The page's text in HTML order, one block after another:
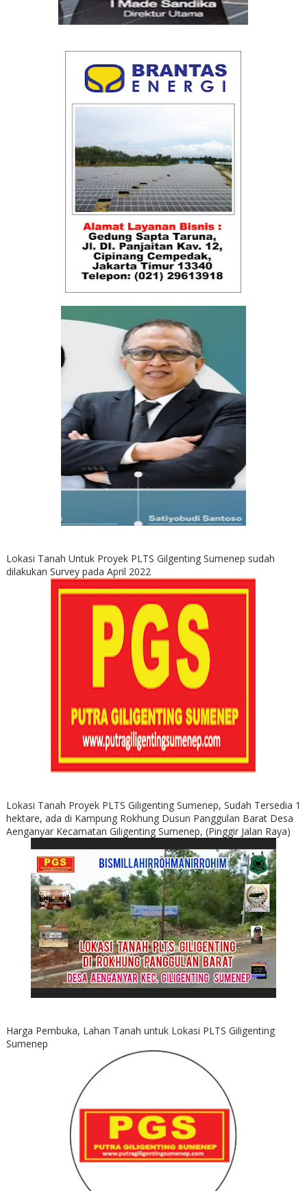
Lokasi Tanah Untuk Proyek PLTS Gilgenting Sumenep sudah
dilakukan Survey pada April 2022
Lokasi Tanah Proyek PLTS Giligenting Sumenep, Sudah Tersedia 1
hektare, ada di Kampung Rokhung Dusun Panggulan Barat Desa
Aenganyar Kecamatan Giligenting Sumenep, (Pinggir Jalan Raya)
Harga Pembuka, Lahan Tanah untuk Lokasi PLTS Giligenting
Sumenep